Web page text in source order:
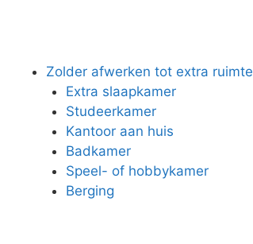
Zolder afwerken tot extra ruimte
Extra slaapkamer
Studeerkamer
Kantoor aan huis
Badkamer
Speel- of hobbykamer
Berging